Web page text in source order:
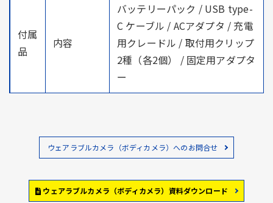
付属
品
内容
バッテリーパック / USB type-
C ケーブル / ACアダプタ / 充電
用クレードル / 取付用クリップ
2種（各2個） / 固定用アダプタ
ー
ウェアラブルカメラ（ボディカメラ）へのお問合せ
ウェアラブルカメラ（ボディカメラ）資料ダウンロード